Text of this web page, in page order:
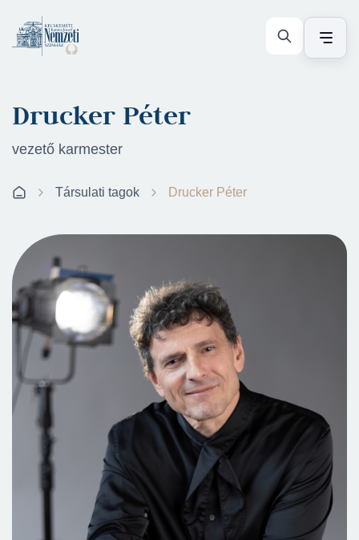
Drucker Péter
vezető karmester
Társulati tagok Drucker Péter